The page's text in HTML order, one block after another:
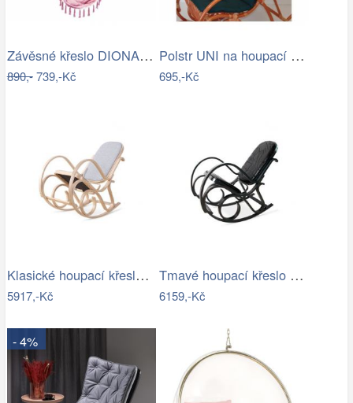
Závěsné křeslo DIONA starorůžová
890,-739,-Kč
Polstr UNI na houpací křeslo - látka…
695,-Kč
Klasické houpací křeslo - AT
5917,-Kč
Tmavé houpací křeslo z přírodní ovčí…
6159,-Kč
- 4%